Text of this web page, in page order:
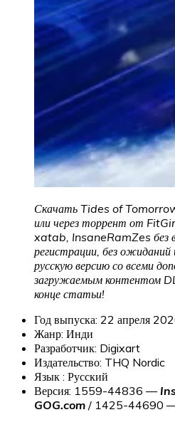
Скачать Tides of
или через торрент от
xatab, InsaneRamZes без
регистрации, без
русскую версию со всеми
загружаемым контентом
конце статьи!
Год выпуска: 22 апреля
Жанр: Инди
Разработчик: Digixart
Издательство: THQ Nordic
Язык : Русский
Версия: 1559-44836 —
GOG.com / 1425-44690